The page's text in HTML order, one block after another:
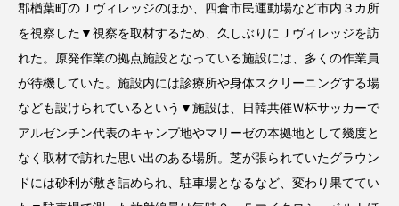
郡楢葉町のＪヴィレッジのほか、四倉市民運動場など市内３カ所
を視察した▼視察を取材するため、久しぶりにＪヴィレッジを訪
れた。原発作業の拠点施設となっている施設には、多くの作業員
が待機していた。施設内には診療所や身体スクリーニングする場
なども設けられているという▼施設は、日韓共催Ｗ杯サッカーで
アルゼンチン代表のキャンプ地やマリーゼの本拠地として幾度と
なく取材で訪れた思い出のある場所。芝が張られていたグラウン
ドには砂利が敷き詰められ、駐車場となるなど、変わり果ててい